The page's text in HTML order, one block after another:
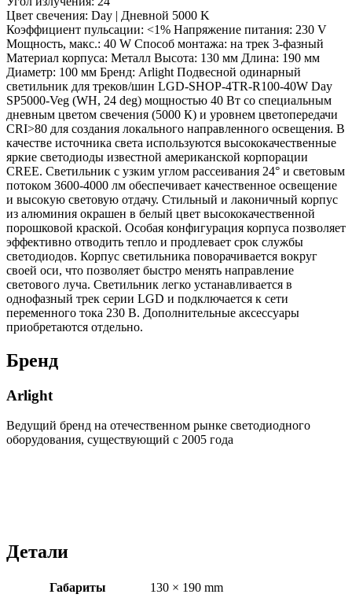
Цвет свечения: Day | Дневной 5000 K
Коэффициент пульсации: <1% Напряжение питания: 230 V
Мощность, макс.: 40 W Способ монтажа: на трек 3-фазный
Материал корпуса: Металл Высота: 130 мм Длина: 190 мм
Диаметр: 100 мм Бренд: Arlight Подвесной одинарный
светильник для треков/шин LGD-SHOP-4TR-R100-40W Day
SP5000-Veg (WH, 24 deg) мощностью 40 Вт со специальным
дневным цветом свечения (5000 К) и уровнем цветопередачи
CRI>80 для создания локального направленного освещения. В
качестве источника света используются высококачественные
яркие светодиоды известной американской корпорации
CREE. Светильник с узким углом рассеивания 24° и световым
потоком 3600-4000 лм обеспечивает качественное освещение
и высокую световую отдачу. Стильный и лаконичный корпус
из алюминия окрашен в белый цвет высококачественной
порошковой краской. Особая конфигурация корпуса позволяет
эффективно отводить тепло и продлевает срок службы
светодиодов. Корпус светильника поворачивается вокруг
своей оси, что позволяет быстро менять направление
светового луча. Светильник легко устанавливается в
однофазный трек серии LGD и подключается к сети
переменного тока 230 В. Дополнительные аксессуары
приобретаются отдельно.
Бренд
Arlight
Ведущий бренд на отечественном рынке светодиодного
оборудования, существующий с 2005 года
Детали
Габариты 130 × 190 mm